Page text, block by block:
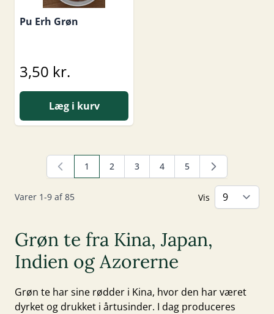
Pu Erh Grøn
3,50 kr.
Læg i kurv
Varer 1-9 af85
Du læser i øjeblikket side
1 Side
2 Side
3 Side
4 Side
5
Vis
Grøn te fra Kina, Japan,
Indien og Azorerne
Grøn te har sine rødder i Kina, hvor den har været
dyrket og drukket i årtusinder. I dag produceres